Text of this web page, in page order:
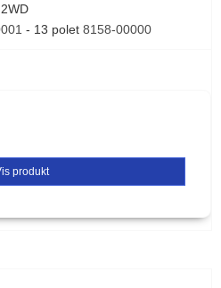
- 13 polet 8158-00000
produkt